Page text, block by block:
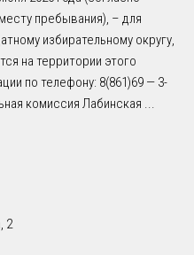
пребывания), – для
избирательному округу,
на территории этого
по телефону: 8(861)69 — 3-
комиссия Лабинская ...
2